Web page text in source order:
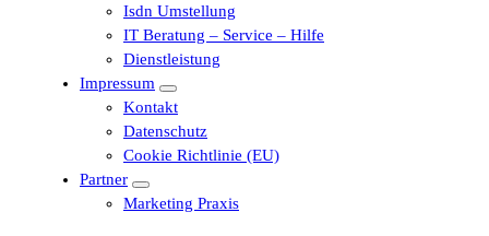
Isdn Umstellung
IT Beratung – Service – Hilfe
Dienstleistung
Impressum
Kontakt
Datenschutz
Cookie Richtlinie (EU)
Partner
Marketing Praxis